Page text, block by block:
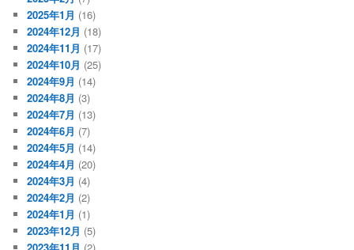
2025年1月 (16)
2024年12月 (18)
2024年11月 (17)
2024年10月 (25)
2024年9月 (14)
2024年8月 (3)
2024年7月 (13)
2024年6月 (7)
2024年5月 (14)
2024年4月 (20)
2024年3月 (4)
2024年2月 (2)
2024年1月 (1)
2023年12月 (5)